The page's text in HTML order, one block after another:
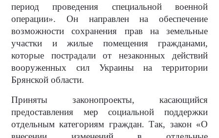
период проведения специальной военной
операции». Он направлен на обеспечение
возможности сохранения прав на земельные
участки и жилые помещения гражданами,
которые пострадали от незаконных действий
вооруженных сил Украины на территории
Брянской области.
Приняты законопроекты, касающийся
предоставления мер социальной поддержки
отдельным категориям граждан. Так, закон «О